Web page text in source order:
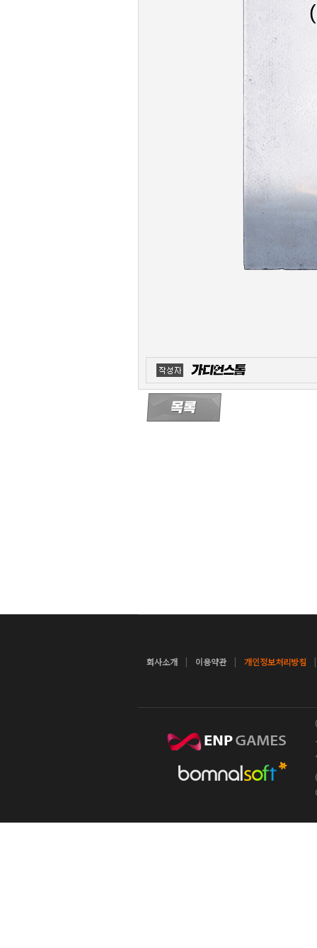
(
회사소개 | 이용약관 | 개인정보처리방침 |